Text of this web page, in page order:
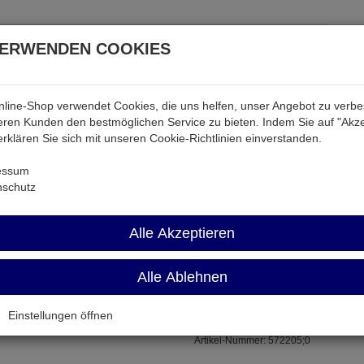
& Akkus Audio & Video Strom Tab &
ESM 1,0/50
ø4x7mm RM1,5
Artikel-Nummer:572205;0
COOKIES
Shop verwendet Cookies, die uns helfen, unser Angebot zu
Kunden den bestmöglichen Service zu bieten. Indem Sie auf
Sie sich mit unseren Cookie-Richtlinien einverstanden.
Alle Akzeptieren
Alle Ablehnen
Einstellungen öffnen